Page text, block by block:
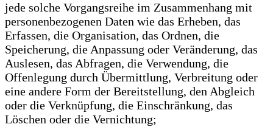
jede solche Vorgangsreihe im Zusammenhang mit
personenbezogenen Daten wie das Erheben, das
Erfassen, die Organisation, das Ordnen, die
Speicherung, die Anpassung oder Veränderung, das
Auslesen, das Abfragen, die Verwendung, die
Offenlegung durch Übermittlung, Verbreitung oder
eine andere Form der Bereitstellung, den Abgleich
oder die Verknüpfung, die Einschränkung, das
Löschen oder die Vernichtung;